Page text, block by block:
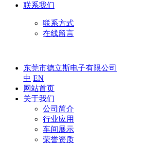
联系我们
联系方式
在线留言
东莞市德立斯电子有限公司
中 EN
网站首页
关于我们
公司简介
行业应用
车间展示
荣誉资质